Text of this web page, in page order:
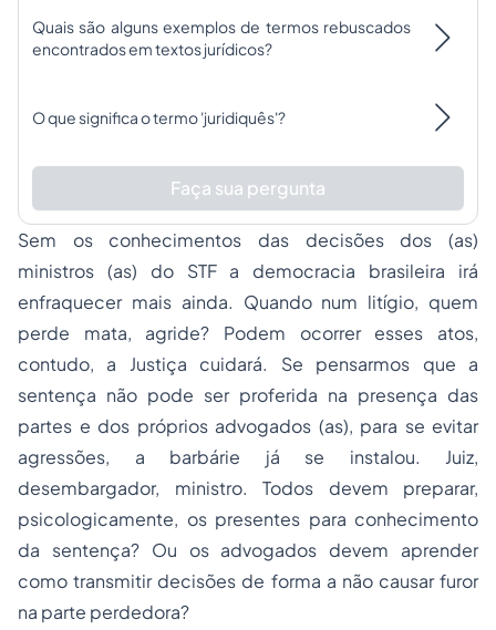
Quais são alguns exemplos de termos rebuscados
encontrados em textos jurídicos?
O que significa o termo 'juridiquês'?
Faça sua pergunta
Sem os conhecimentos das decisões dos (as)
ministros (as) do STF a democracia brasileira irá
enfraquecer mais ainda. Quando num litígio, quem
perde mata, agride? Podem ocorrer esses atos,
contudo, a Justiça cuidará. Se pensarmos que a
sentença não pode ser proferida na presença das
partes e dos próprios advogados (as), para se evitar
agressões, a barbárie já se instalou. Juiz,
desembargador, ministro. Todos devem preparar,
psicologicamente, os presentes para conhecimento
da sentença? Ou os advogados devem aprender
como transmitir decisões de forma a não causar furor
na parte perdedora?